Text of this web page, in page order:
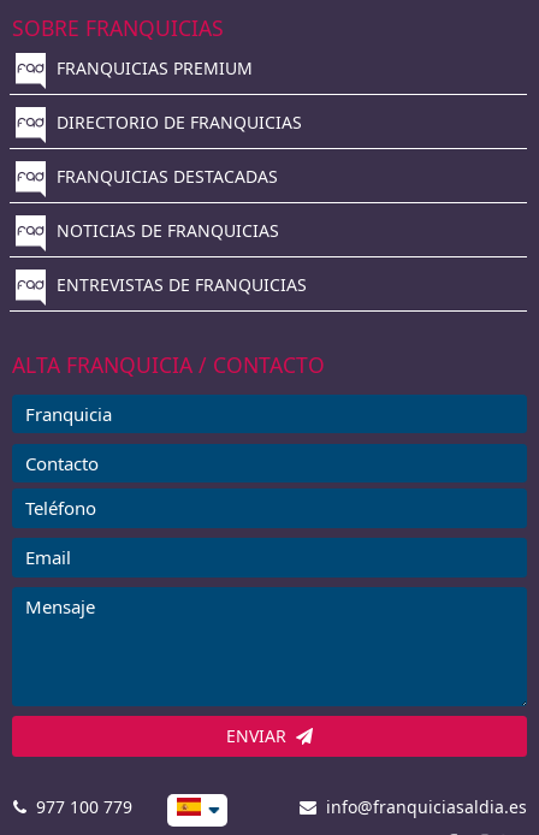
SOBRE FRANQUICIAS
FRANQUICIAS PREMIUM
DIRECTORIO DE FRANQUICIAS
FRANQUICIAS DESTACADAS
NOTICIAS DE FRANQUICIAS
ENTREVISTAS DE FRANQUICIAS
ALTA FRANQUICIA / CONTACTO
ENVIAR
977 100 779 info@franquiciasaldia.es